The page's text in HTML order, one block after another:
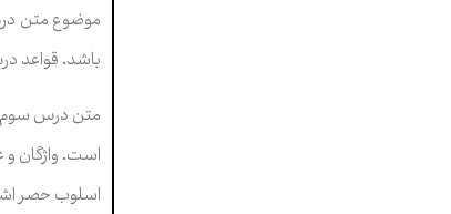
موضوع متن
باشد. قواعد
متن درس سوم
است.واژگان
اسلوب حصر